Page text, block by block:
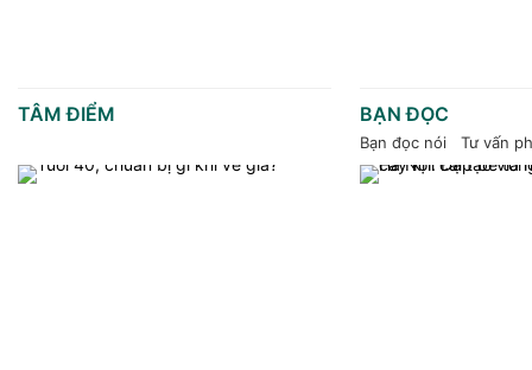
TÂM ĐIỂM BẠN ĐỌC
Bạn đọc nói Tư vấn